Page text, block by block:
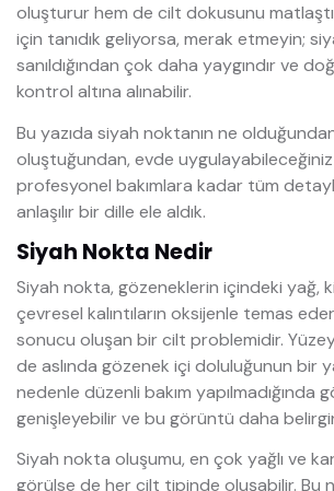
oluşturur hem de cilt dokusunu
için tanıdık geliyorsa, merak etmeyin;
sanıldığından çok daha yaygındır ve
kontrol altına alınabilir.
Bu yazıda siyah noktanın ne
oluştuğundan, evde
profesyonel bakımlara kadar tüm
anlaşılır bir dille ele aldık.
Siyah Nokta Nedir
Siyah nokta, gözeneklerin içindeki yağ,
çevresel kalıntıların oksijenle temas
sonucu oluşan bir cilt problemidir.
de aslında gözenek içi doluluğunun bir
nedenle düzenli bakım yapılmadığında
genişleyebilir ve bu görüntü daha
Siyah nokta oluşumu, en çok yağlı ve
görülse de her cilt tipinde oluşabilir. Bu